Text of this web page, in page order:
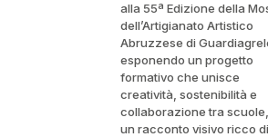
alla 55ª Edizione della
dell’Artigianato Artistico
Abruzzese di
esponendo un progetto
formativo che unisce
creatività, sostenibilità e
collaborazione tra
un racconto visivo ricco di